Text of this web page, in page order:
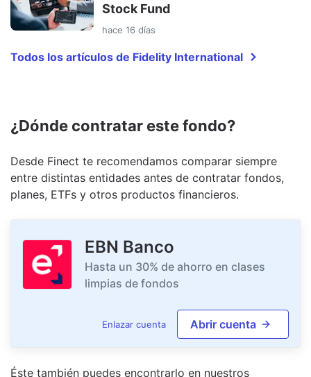
Stock Fund
hace 16 días
Todos los artículos de Fidelity International
¿Dónde contratar este fondo?
Desde Finect te recomendamos comparar siempre
entre distintas entidades antes de contratar fondos,
planes, ETFs y otros productos financieros.
EBN Banco
Hasta un 30% de ahorro en clases
limpias de fondos
Enlazar cuenta Abrir cuenta
Éste también puedes encontrarlo en nuestros